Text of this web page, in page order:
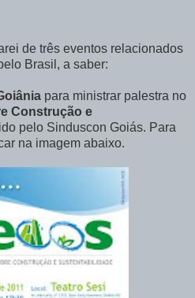
de três eventos relacionados
Brasil, a saber:
para ministrar palestra no
Construção e
pelo Sinduscon Goiás. Para
na imagem abaixo.